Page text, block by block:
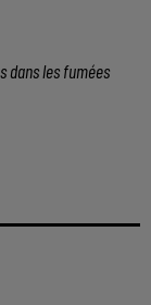
dans les fumées